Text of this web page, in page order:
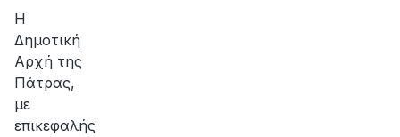
Η
Δημοτική
Αρχή της
Πάτρας,
με
επικεφαλής